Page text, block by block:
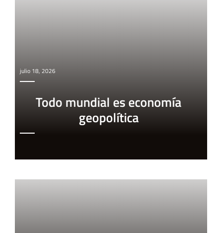
julio 18, 2026
Todo mundial es economía
geopolítica